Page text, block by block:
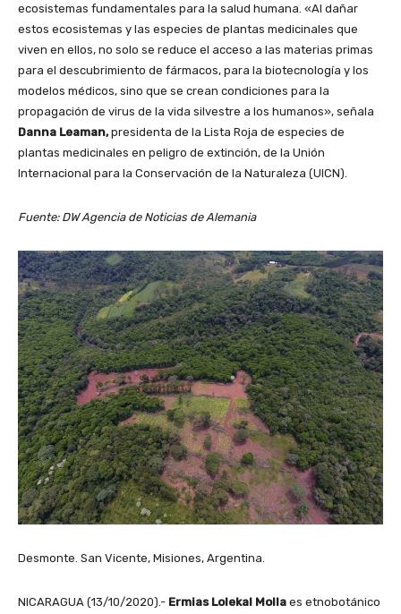
ecosistemas fundamentales para la salud humana. «Al dañar
estos ecosistemas y las especies de plantas medicinales que
viven en ellos, no solo se reduce el acceso a las materias primas
para el descubrimiento de fármacos, para la biotecnología y los
modelos médicos, sino que se crean condiciones para la
propagación de virus de la vida silvestre a los humanos», señala
Danna Leaman,presidenta de la Lista Roja de especies de
plantas medicinales en peligro de extinción, de la Unión
Internacional para la Conservación de la Naturaleza (UICN).
Fuente: DW Agencia de Noticias de Alemania
Desmonte. San Vicente, Misiones, Argentina.
NICARAGUA (13/10/2020).- Ermias Lolekal Molla es etnobotánico